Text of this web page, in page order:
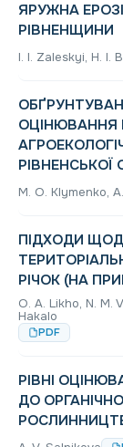
ЯРУЖНА
РІВНЕНЩИНИ
I. I. Zaleskyi, Н. I.
ОЦІНЮВАННЯ
РІВНЕНСЬКОЇ
M. O. Klymenko,
ПІДХОДИ
РІЧОК (НА
O. A. Likho, N. M.
Hakalo
PDF
РІВНІ
ДО